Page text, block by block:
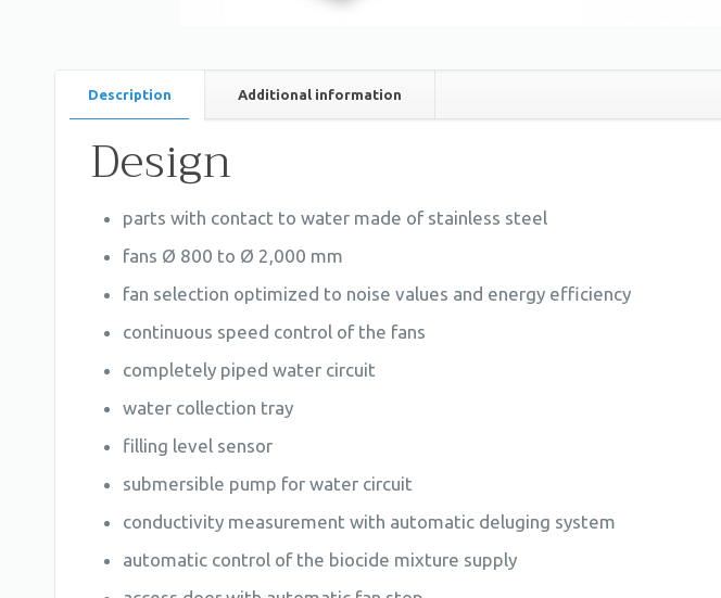
Description Additional information
Design
parts with contact to water made of stainless steel
fans Ø 800 to Ø 2,000 mm
fan selection optimized to noise values and energy efficiency
continuous speed control of the fans
completely piped water circuit
water collection tray
filling level sensor
submersible pump for water circuit
conductivity measurement with automatic deluging system
automatic control of the biocide mixture supply